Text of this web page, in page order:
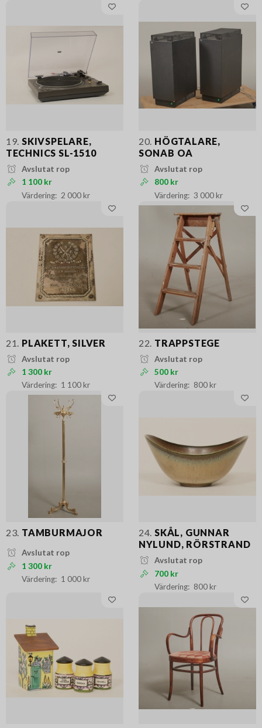
19. SKIVSPELARE,
TECHNICS SL-1510
Avslutat rop
1 100 kr
2 000 kr
20. HÖGTALARE,
SONAB OA
Avslutat rop
800 kr
3 000 kr
21. PLAKETT, SILVER
Avslutat rop
1 300 kr
1 100 kr
22. TRAPPSTEGE
Avslutat rop
500 kr
800 kr
23. TAMBURMAJOR
Avslutat rop
1 300 kr
1 000 kr
24. SKÅL, GUNNAR
NYLUND, RÖRSTRAND
Avslutat rop
700 kr
800 kr